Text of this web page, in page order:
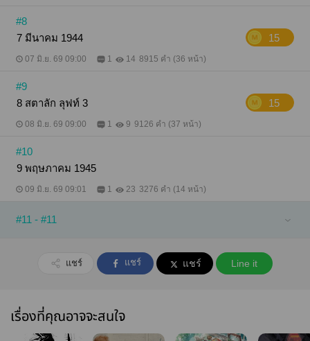
#8
7 มีนาคม 1944
15
07 มิ.ย. 69 09:00 1 14 8915 คำ (36 หน้า)
#9
8 สตาลัก ลุฟท์ 3
15
08 มิ.ย. 69 09:00 1 9 9126 คำ (37 หน้า)
#10
9 พฤษภาคม 1945
09 มิ.ย. 69 09:01 1 23 3276 คำ (14 หน้า)
#11 - #11
แชร์ แชร์ แชร์ Line it
เรื่องที่คุณอาจจะสนใจ